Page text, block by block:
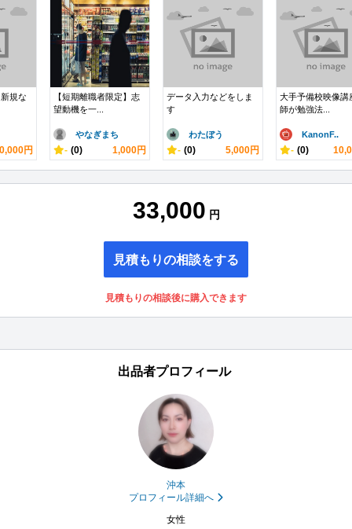
規な
円
【短期離職者限定】志
望動機を一...
やなぎまち
- (0) 1,000円
データ入力などをしま
す
わたぼう
- (0) 5,000円
大手予備校映像講
師が勉強法...
KanonF..
- (0)
33,000 円
見積もりの相談をする
見積もりの相談後に購入できます
出品者プロフィール
沖本
プロフィール詳細へ
女性